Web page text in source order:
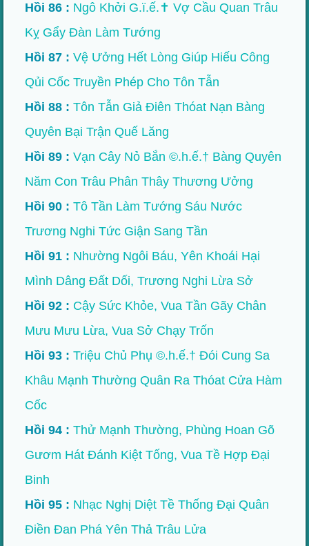
Hồi 86 : Ngô Khởi G.ï.ế.✝ Vợ Cầu Quan Trâu
Kỵ Gẩy Đàn Làm Tướng
Hồi 87 : Vệ Ưởng Hết Lòng Giúp Hiếu Công
Qủi Cốc Truyền Phép Cho Tôn Tẫn
Hồi 88 : Tôn Tẫn Giả Điên Thóat Nạn Bàng
Quyên Bại Trận Quế Lăng
Hồi 89 : Vạn Cây Nỏ Bắn ©.h.ế.† Bàng Quyên
Năm Con Trâu Phân Thây Thương Ưởng
Hồi 90 : Tô Tần Làm Tướng Sáu Nước
Trương Nghi Tức Giận Sang Tần
Hồi 91 : Nhường Ngôi Báu, Yên Khoái Hại
Mình Dâng Đất Dối, Trương Nghi Lừa Sở
Hồi 92 : Cậy Sức Khỏe, Vua Tần Gãy Chân
Mưu Mưu Lừa, Vua Sở Chạy Trốn
Hồi 93 : Triệu Chủ Phụ ©.h.ế.† Đói Cung Sa
Khâu Mạnh Thường Quân Ra Thóat Cửa Hàm
Cốc
Hồi 94 : Thử Mạnh Thường, Phùng Hoan Gõ
Gươm Hát Đánh Kiệt Tống, Vua Tề Hợp Đại
Binh
Hồi 95 : Nhạc Nghị Diệt Tề Thống Đại Quân
Điền Đan Phá Yên Thả Trâu Lửa